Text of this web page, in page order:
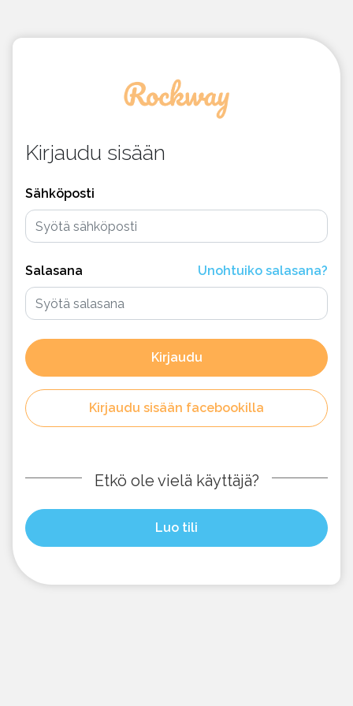
Kirjaudu sisään
Sähköposti
Salasana Unohtuiko salasana?
Kirjaudu
Kirjaudu sisään facebookilla
Etkö ole vielä käyttäjä?
Luo tili